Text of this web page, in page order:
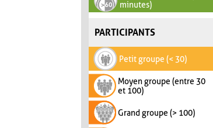
minutes)
PARTICIPANTS
Petit groupe (< 30)
Moyen groupe (entre 30
et 100)
Grand groupe (> 100)